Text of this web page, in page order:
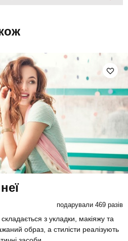
подарували 469 разів
з укладки, макіяжу та
образ, а стилісти реалізують